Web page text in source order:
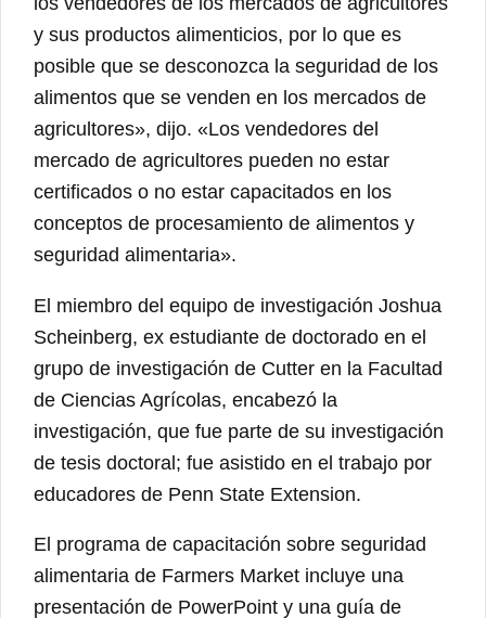
y sus productos alimenticios, por lo que es
posible que se desconozca la seguridad de los
alimentos que se venden en los mercados de
agricultores», dijo. «Los vendedores del
mercado de agricultores pueden no estar
certificados o no estar capacitados en los
conceptos de procesamiento de alimentos y
seguridad alimentaria».
El miembro del equipo de investigación Joshua
Scheinberg, ex estudiante de doctorado en el
grupo de investigación de Cutter en la Facultad
de Ciencias Agrícolas, encabezó la
investigación, que fue parte de su investigación
de tesis doctoral; fue asistido en el trabajo por
educadores de Penn State Extension.
El programa de capacitación sobre seguridad
alimentaria de Farmers Market incluye una
presentación de PowerPoint y una guía de